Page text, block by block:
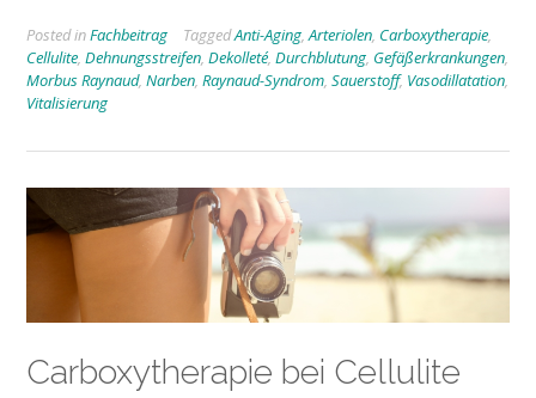
Posted inFachbeitrag TaggedAnti-Aging,Arteriolen, Carboxytherapie,
Cellulite, Dehnungsstreifen, Dekolleté, Durchblutung, Gefäßerkrankungen,
Morbus Raynaud, Narben, Raynaud-Syndrom, Sauerstoff, Vasodillatation,
Vitalisierung
Carboxytherapie bei Cellulite